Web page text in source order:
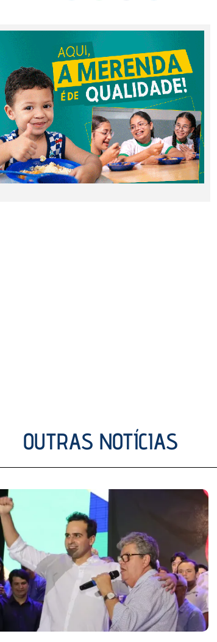
OUTRAS NOTÍCIAS